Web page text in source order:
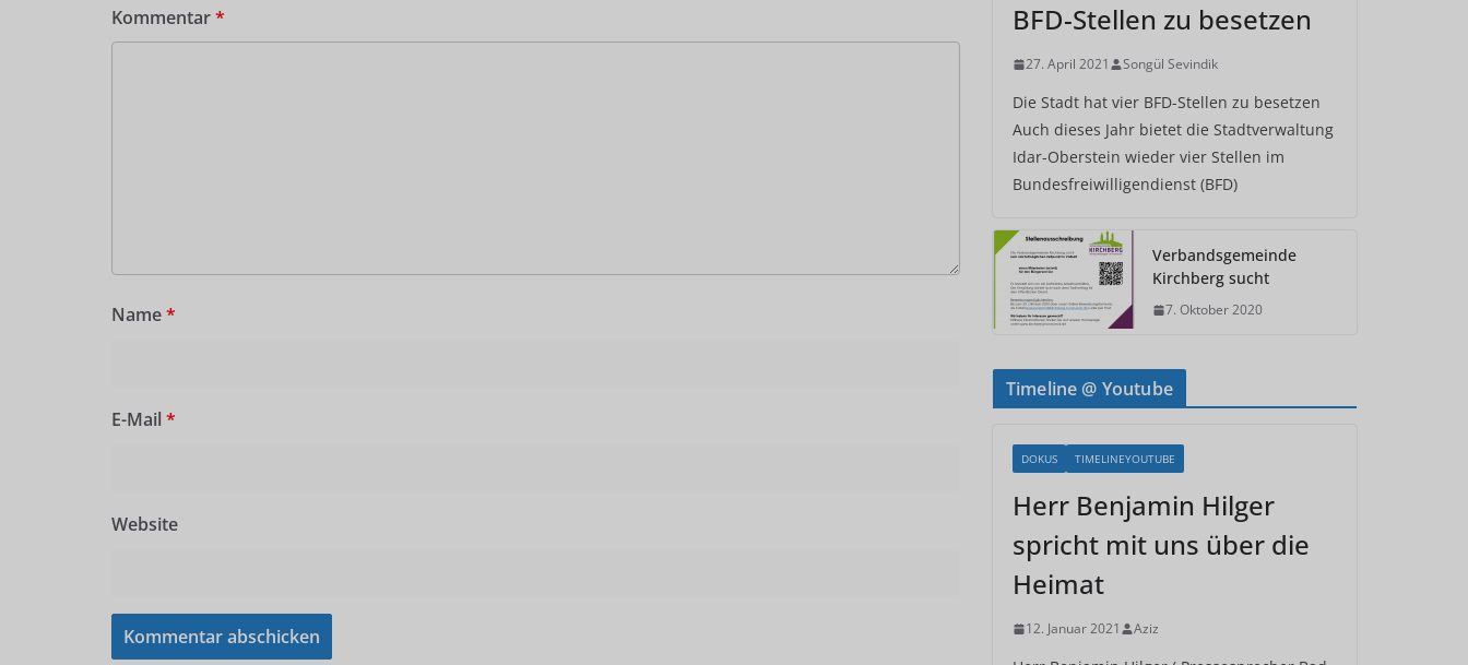
Kommentar*
Name*
E-Mail *
Website
BFD-Stellen zu besetzen
27. April 2021 Songül Sevindik
Die Stadt hat vier BFD-Stellen zu besetzen
Auch dieses Jahr bietet die Stadtverwaltung
Idar-Oberstein wieder vier Stellen im
Bundesfreiwilligendienst (BFD)
Verbandsgemeinde
Kirchberg sucht
7. Oktober 2020
Timeline @ Youtube
DOKUS TIMELINEYOUTUBE
Herr Benjamin Hilger
spricht mit uns über die
Heimat
12. Januar 2021 Aziz